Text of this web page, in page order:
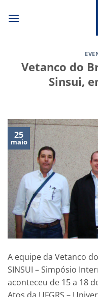
Vetanco do
Sinsui,
25
maio
A equipe da Vetanco
SINSUI – Simpósio
aconteceu de 15 a 18